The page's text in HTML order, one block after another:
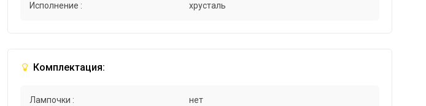
Исполнение : хрусталь
Комплектация:
Лампочки : нет